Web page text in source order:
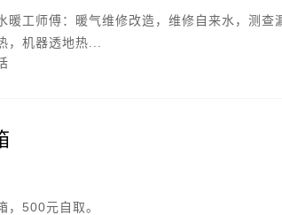
暖工师傅：暖气维修改造，维修自来水，测
，机器透地热...
，500元自取。